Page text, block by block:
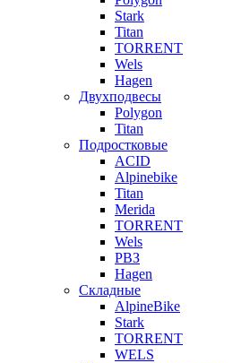
Stark
Titan
TORRENT
Wels
Hagen
Двухподвесы
Polygon
Titan
Подростковые
ACID
Alpinebike
Titan
Merida
TORRENT
Wels
РВЗ
Hagen
Складные
AlpineBike
Stark
TORRENT
WELS